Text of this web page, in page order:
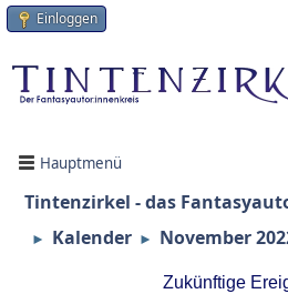
Einloggen
Hauptmenü
Tintenzirkel - das
► Kalender ► November
Zukünftige